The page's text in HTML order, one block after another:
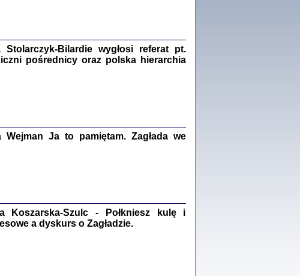
Warszawa 2022
Rózia
Aleksandra Bańkowska
Kalman Rotgeber
Aleksandra Bańkowska, wstęp Jacek Leociak
Warszawa 2021
Bilardie wygłosi referat pt.
pośrednicy oraz polska hierarchia
Ja to pamiętam. Zagłada we
Koszarska-Szulc - Połkniesz kulę i
a dyskurs o Zagładzie.